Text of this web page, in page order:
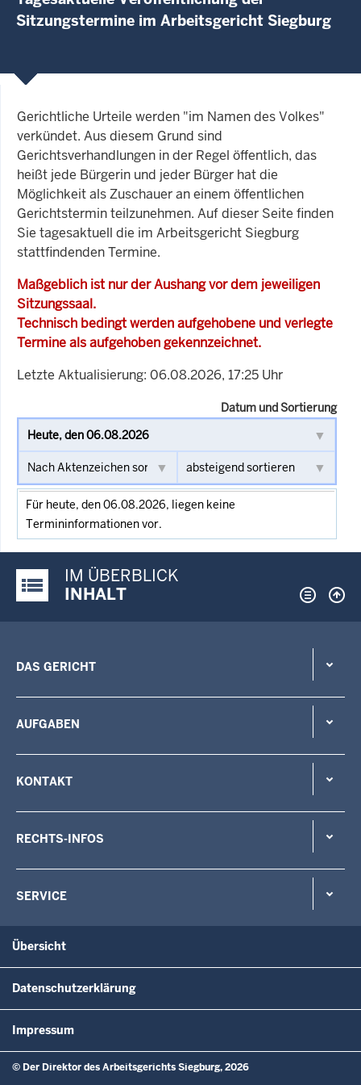
Sitzungstermine im Arbeitsgericht Siegburg
Gerichtliche Urteile werden "im Namen des Volkes"
verkündet. Aus diesem Grund sind
Gerichtsverhandlungen in der Regel öffentlich, das
heißt jede Bürgerin und jeder Bürger hat die
Möglichkeit als Zuschauer an einem öffentlichen
Gerichtstermin teilzunehmen. Auf dieser Seite finden
Sie tagesaktuell die im Arbeitsgericht Siegburg
stattfindenden Termine.
Maßgeblich ist nur der Aushang vor dem jeweiligen
Sitzungssaal.
Technisch bedingt werden aufgehobene und verlegte
Termine als aufgehoben gekennzeichnet.
Letzte Aktualisierung: 06.08.2026, 17:25 Uhr
Datum und Sortierung
Für heute, den 06.08.2026, liegen keine
Termininformationen vor.
Justiz-Portal im Überblick:
IM ÜBERBLICK
INHALT
DAS GERICHT
AUFGABEN
KONTAKT
RECHTS-INFOS
SERVICE
Übersicht
Datenschutzerklärung
Impressum
© Der Direktor des Arbeitsgerichts Siegburg, 2026